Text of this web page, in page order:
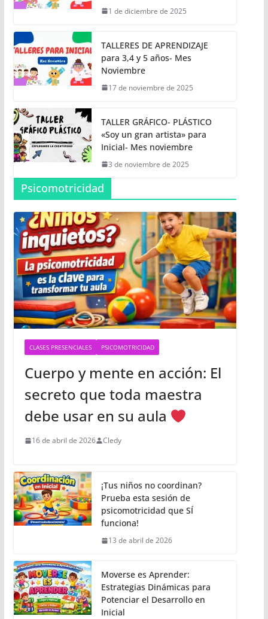
1 de diciembre de 2025
TALLERES DE APRENDIZAJE
para 3,4 y 5 años- Mes
Noviembre
17 de noviembre de 2025
TALLER GRÁFICO- PLÁSTICO
«Soy un gran artista» para
Inicial- Mes noviembre
3 de noviembre de 2025
Psicomotricidad
CLASES PRESENCIALES PSICOMOTRICIDAD
Cuerpo y mente en acción: El
secreto que toda maestra
debe usar en su aula
16 de abril de 2026 Cledy
¡Tus niños no coordinan?
Prueba esta sesión de
psicomotricidad que SÍ
funciona!
13 de abril de 2026
Moverse es Aprender:
Estrategias Dinámicas para
Potenciar el Desarrollo en
Inicial